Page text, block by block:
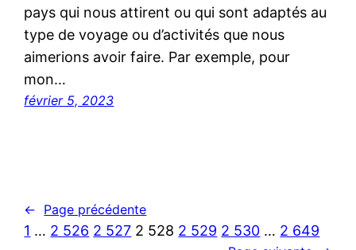
pays qui nous attirent ou qui sont adaptés au
type de voyage ou d’activités que nous
aimerions avoir faire. Par exemple, pour
mon…
février 5, 2023
← Page précédente
1 … 2 526 2 527 2 528 2 529 2 530 … 2 649